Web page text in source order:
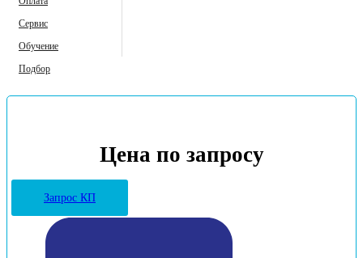
Сервис
Обучение
Подбор
Цена по запросу
Запрос КП